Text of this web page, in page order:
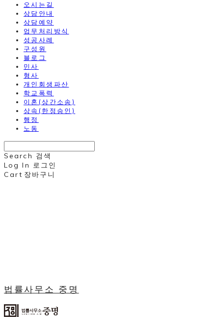
오시는길
상담안내
상담예약
업무처리방식
성공사례
구성원
블로그
민사
형사
개인회생파산
학교폭력
이혼(상간소송)
상속(한정승인)
행정
노동
Search 검색
Log In 로그인
Cart 장바구니
법률사무소 중명